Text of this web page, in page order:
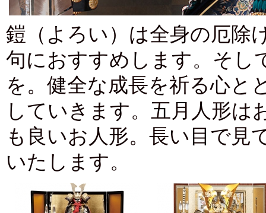
鎧（よろい）は全身の厄除
句におすすめします。そし
を。健全な成長を祈る心と
していきます。五月人形は
も良いお人形。長い目で見
いたします。